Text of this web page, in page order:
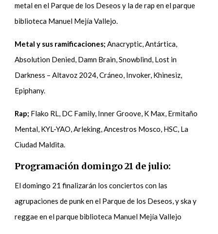
metal en el Parque de los Deseos y la de rap en el parque
biblioteca Manuel Mejía Vallejo.
Metal y sus ramificaciones; Anacryptic, Antártica,
Absolution Denied, Damn Brain, Snowblind, Lost in
Darkness – Altavoz 2024, Cráneo, Invoker, Khinesiz,
Epiphany.
Rap; Flako RL, DC Family, Inner Groove, K Max, Ermitaño
Mental, KYL-YAO, Arleking, Ancestros Mosco, HSC, La
Ciudad Maldita.
Programación domingo 21 de julio:
El domingo 21 finalizarán los conciertos con las
agrupaciones de punk en el Parque de los Deseos, y ska y
reggae en el parque biblioteca Manuel Mejía Vallejo